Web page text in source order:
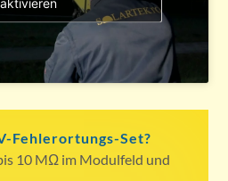
10 MΩ im Modulfeld und